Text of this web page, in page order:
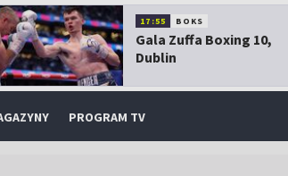
17:55 BOKS
Gala Zuffa Boxing 10,
Dublin
PROGRAM TV